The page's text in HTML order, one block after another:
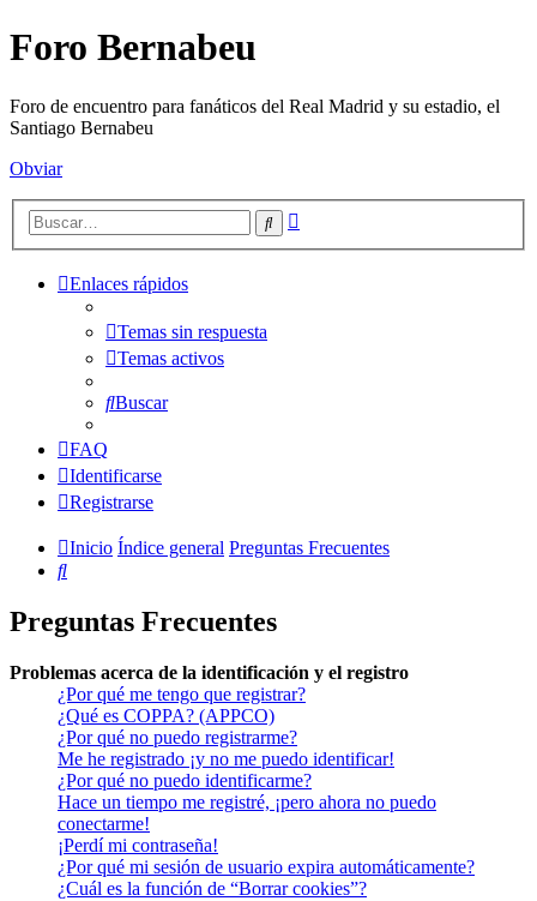
Foro Bernabeu
Foro de encuentro para fanáticos del Real Madrid y su estadio, el
Santiago Bernabeu
Obviar
Buscar
Enlaces rápidos
Temas sin respuesta
Temas activos
Buscar
FAQ
Identificarse
Registrarse
Inicio Índice general Preguntas Frecuentes
Buscar
Preguntas Frecuentes
Problemas acerca de la identificación y el registro
¿Por qué me tengo que registrar?
¿Qué es COPPA? (APPCO)
¿Por qué no puedo registrarme?
Me he registrado ¡y no me puedo identificar!
¿Por qué no puedo identificarme?
Hace un tiempo me registré, ¡pero ahora no puedo
conectarme!
¡Perdí mi contraseña!
¿Por qué mi sesión de usuario expira automáticamente?
¿Cuál es la función de “Borrar cookies”?